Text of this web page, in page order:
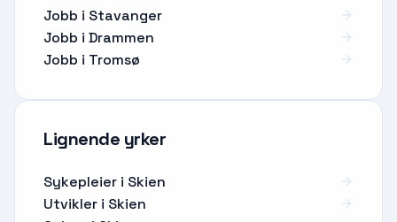
Jobb i Stavanger
Jobb i Drammen
Jobb i Tromsø
Lignende yrker
Sykepleier i Skien
Utvikler i Skien